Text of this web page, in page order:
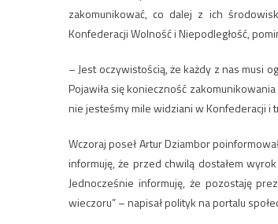
zakomunikować, co dalej z ich
Konfederacji Wolność i Niepodległość,
– Jest oczywistością, że każdy z nas musi
Pojawiła się konieczność
nie jesteśmy mile widziani w Konfederacji i
Wczoraj poseł Artur Dziambor
informuję, że przed chwilą dostałem
Jednocześnie informuję, że pozostaję
wieczoru” – napisał polityk na portalu